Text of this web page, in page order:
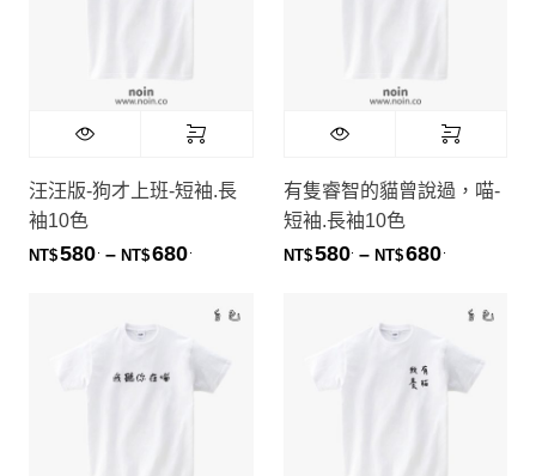
汪汪版-狗才上班-短袖.長
袖10色
NT$580 – NT$680價格範圍：NT$580. 到 NT$680.
有隻睿智的貓曾說過，喵-
短袖.長袖10色
NT$580 – NT$680